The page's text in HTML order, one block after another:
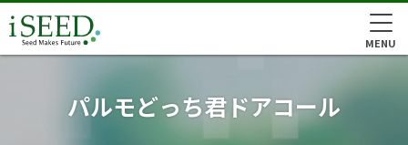
MENU
パルモどっち君ドアコール